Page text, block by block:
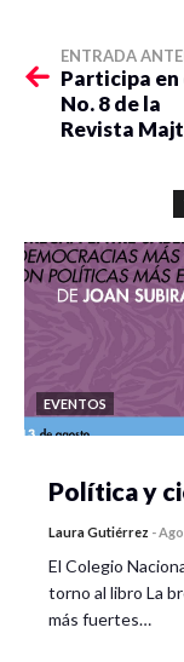
ENTRADA
Participa en
No. 8 de la
Revista
EVENTOS
Política y
Laura Gutiérrez -
El Colegio
torno al libro La
más fuertes…